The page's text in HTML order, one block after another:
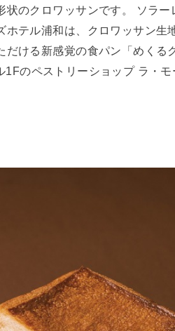
のクロワッサンです。 ソラー
テル浦和は、クロワッサン生
ける新感覚の食パン「めくる
のペストリーショップ ラ・